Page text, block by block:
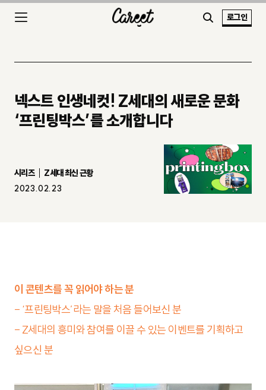
로그인
넥스트 인생네컷! Z세대의 새로운 문화
‘프린팅박스’를 소개합니다
시리즈
Z세대 최신 근황
2023.02.23
이 콘텐츠를 꼭 읽어야 하는 분
- ‘프린팅박스’라는 말을 처음 들어보신 분
- Z세대의 흥미와 참여를 이끌 수 있는 이벤트를 기획하고
싶으신 분